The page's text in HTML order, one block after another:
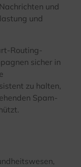
und
und
Routing-
sicher in
zu halten,
Spam-